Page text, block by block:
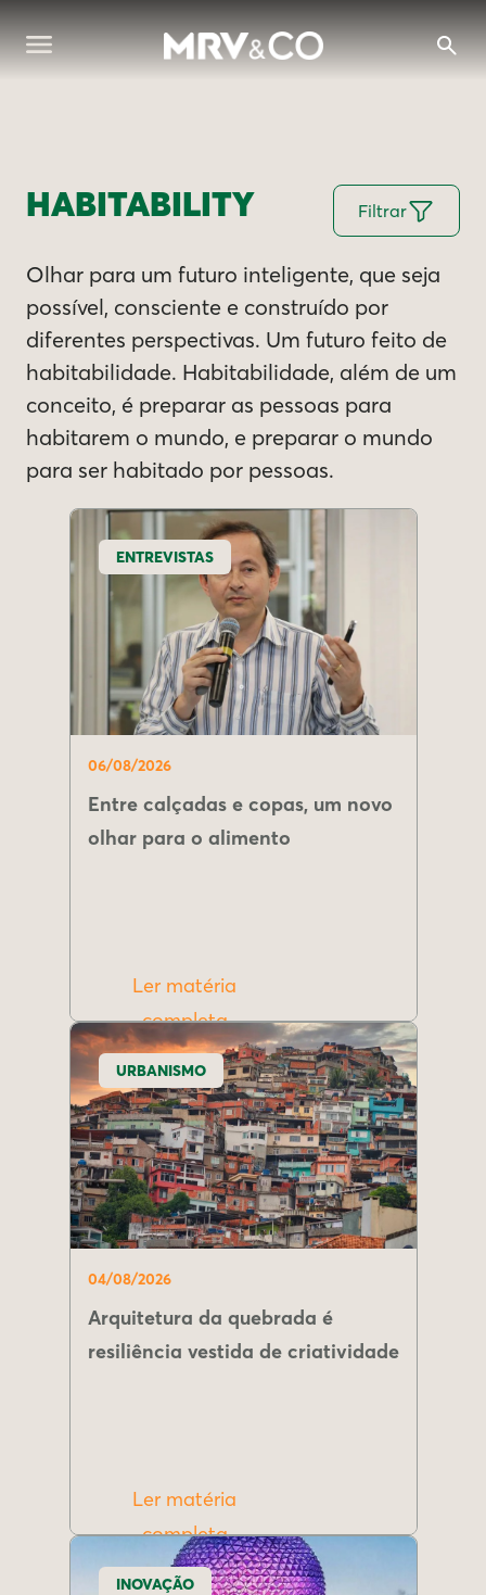
HABITABILITY Filtrar
Olhar para um futuro inteligente, que seja
possível, consciente e construído por
diferentes perspectivas. Um futuro feito de
habitabilidade. Habitabilidade, além de um
conceito, é preparar as pessoas para
habitarem o mundo, e preparar o mundo
para ser habitado por pessoas.
ENTREVISTAS
06/08/2026
Entre calçadas e copas, um novo
olhar para o alimento
Ler matéria
completa
URBANISMO
04/08/2026
Arquitetura da quebrada é
resiliência vestida de criatividade
Ler matéria
completa
INOVAÇÃO